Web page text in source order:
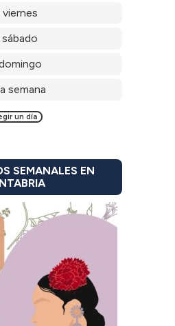
viernes
sábado
semana
un día
SEMANALES EN